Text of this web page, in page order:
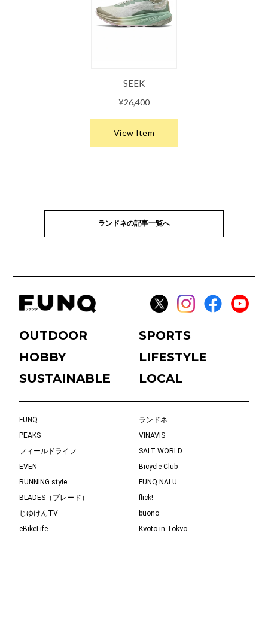
ランドネの記事一覧へ
OUTDOOR
SPORTS
HOBBY
LIFESTYLE
SUSTAINABLE
LOCAL
FUNQ
ランドネ
PEAKS
VINAVIS
フィールドライフ
SALT WORLD
EVEN
Bicycle Club
RUNNING style
FUNQ NALU
BLADES（ブレード）
flick!
じゆけんTV
buono
eBikeLife
Kyoto in Tokyo